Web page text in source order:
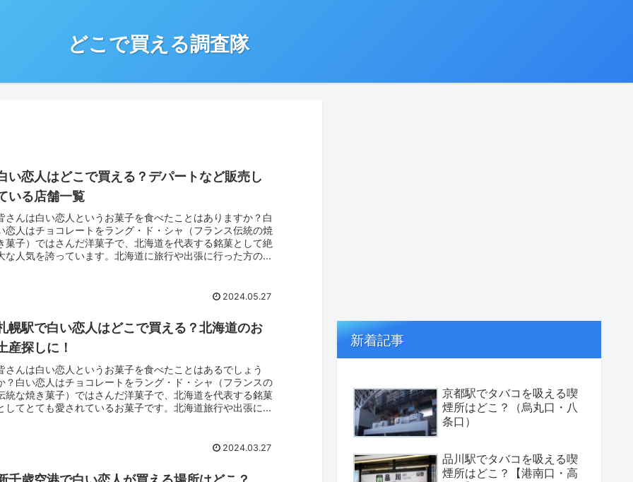
どこで買える調査隊
い恋人はどこで買える？デパートなど販売し
いる店舗一覧
さんは白い恋人というお菓子を食べたことはありますか？白
恋人はチョコレートをラング・ド・シャ（フランス伝統の焼
菓子）ではさんだ洋菓子で、北海道を代表する銘菓として絶
な人気を誇っています。北海道に旅行や出張に行った方のお
2024.05.27
幌駅で白い恋人はどこで買える？北海道のお
産探しに！
さんは白い恋人というお菓子を食べたことはあるでしょう
？白い恋人はチョコレートをラング・ド・シャ（フランスの
統な焼き菓子）ではさんだ洋菓子で、北海道を代表する銘菓
してとても愛されているお菓子です。北海道旅行や出張に行
2024.03.27
新着記事
京都駅でタバコを吸える喫
煙所はどこ？（烏丸口・八
条口）
品川駅でタバコを吸える喫
煙所はどこ？【港南口・高